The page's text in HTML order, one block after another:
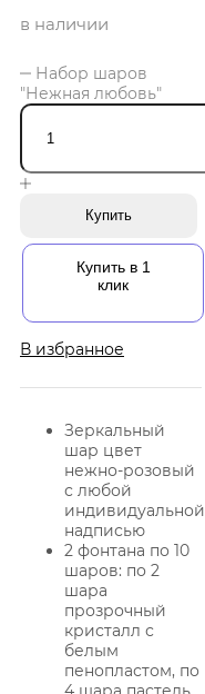
в наличии
Набор шаров
"Нежная любовь"
Купить
Купить в 1
клик
В избранное
Зеркальный
шар цвет
нежно-розовый
с любой
индивидуальной
надписью
2 фонтана по 10
шаров: по 2
шара
прозрочный
кристалл с
белым
пенопластом, по